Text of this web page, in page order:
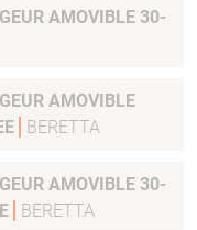
AMOVIBLE 30-
AMOVIBLE
BERETTA
AMOVIBLE 30-
BERETTA